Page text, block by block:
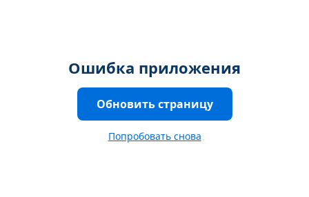
Ошибка приложения
Обновить страницу
Попробовать снова